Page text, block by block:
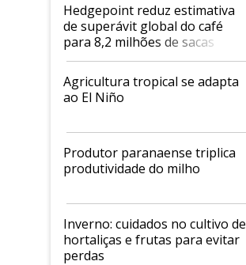
Hedgepoint reduz estimativa
de superávit global do café
para 8,2 milhões de sacas
Agricultura tropical se adapta
ao El Niño
Produtor paranaense triplica
produtividade do milho
Inverno: cuidados no cultivo de
hortaliças e frutas para evitar
perdas